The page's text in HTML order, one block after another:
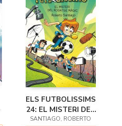
ELS FUTBOLISSIMS
24: EL MISTERI DEL
RODATGE MÀGIC
SANTIAGO, ROBERTO